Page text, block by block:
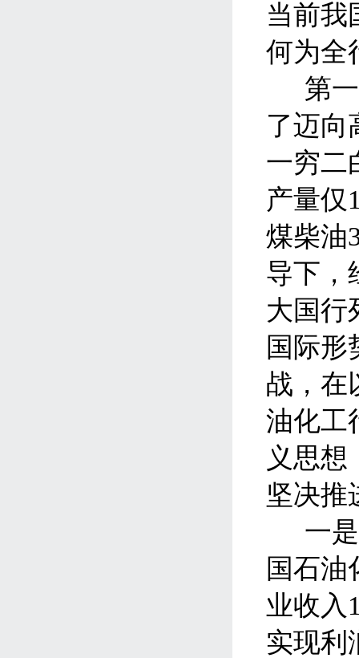
当前我
何为全
第
了迈向
一穷二
产量仅
煤柴油
导下，
大国行
国际形
战，在
油化工
义思
坚决推
一
国石油
业收入
实现利